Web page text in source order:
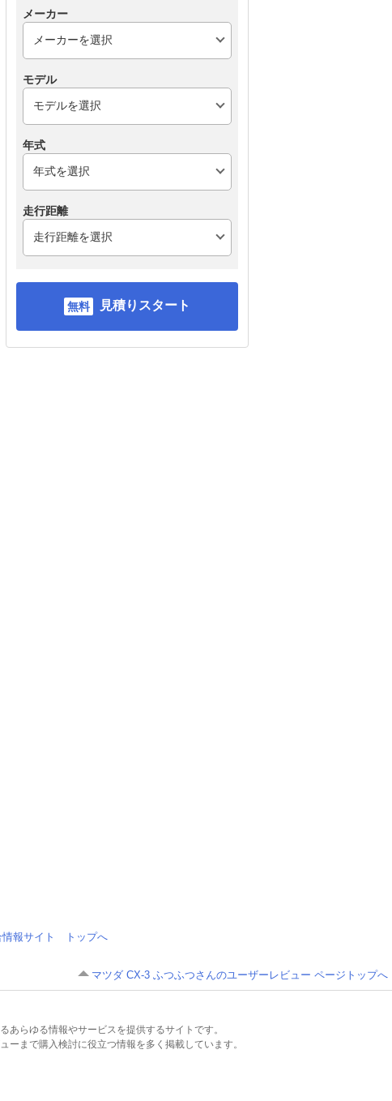
メーカー
モデル
年式
走行距離
見積りスタート
情報サイト トップへ
マツダ CX-3 ふつふつさんのユーザーレビュー ページトップへ
らゆる情報やサービスを提供するサイトです。
まで購入検討に役立つ情報を多く掲載しています。